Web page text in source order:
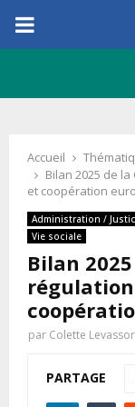
PRIMARY
Accueil
Bilan 2025 de la
et coopération
Administration /
Vie sociale
Bilan
régulation
par Colette Levassor
PARTAGE